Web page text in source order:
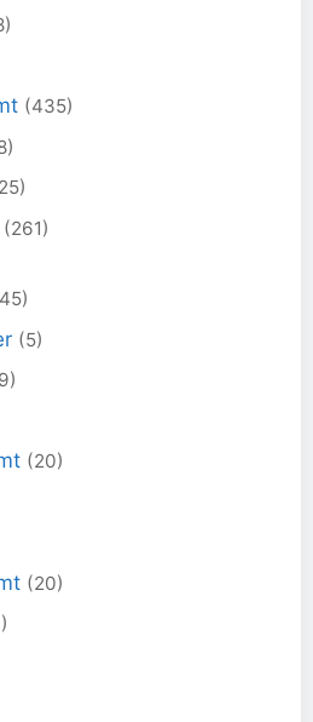
(435)
(261)
(5)
(20)
(20)